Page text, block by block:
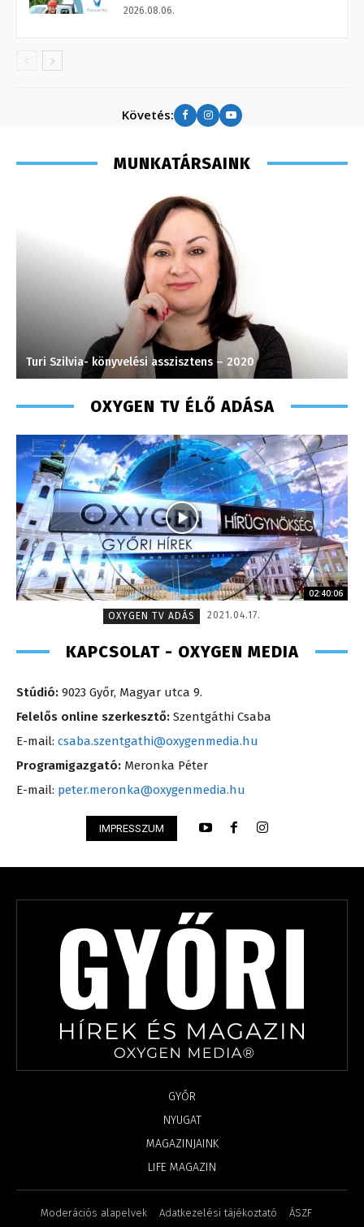
2026.08.06.
Követés:
MUNKATÁRSAINK
Turi Szilvia- könyvelési asszisztens – 2020
OXYGEN TV ÉLŐ ADÁSA
02:40:06
OXYGEN TV ADÁS
2021.04.17.
KAPCSOLAT - OXYGEN MEDIA
Stúdió: 9023 Győr, Magyar utca 9.
Felelős online szerkesztő: Szentgáthi Csaba
E-mail: csaba.szentgathi@oxygenmedia.hu
Programigazgató: Meronka Péter
E-mail: peter.meronka@oxygenmedia.hu
IMPRESSZUM
GYŐR
NYUGAT
MAGAZINJAINK
LIFE MAGAZIN
Moderációs alapelvek Adatkezelési tájékoztató ÁSZF